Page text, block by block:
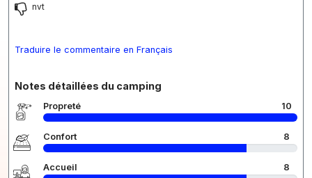
nvt
Traduire le commentaire en Français
Notes détaillées du camping
Propreté 10
Confort 8
Accueil 8